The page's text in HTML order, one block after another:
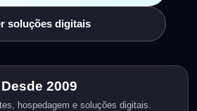
soluções digitais
Desde 2009
hospedagem e soluções digitais.